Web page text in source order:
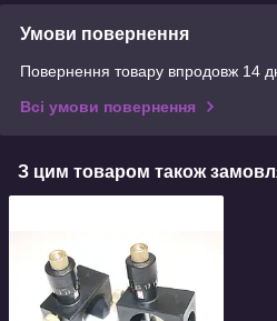
Умови повернення
Повернення товару впродовж 14
Всі умови повернення
З цим товаром також